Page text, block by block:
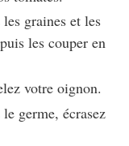
graines et les
les couper en
votre oignon.
germe, écrasez